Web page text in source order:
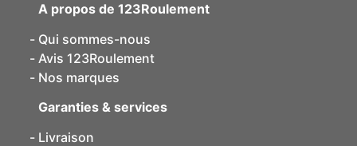
A propos de 123Roulement
Qui sommes-nous
Avis 123Roulement
Nos marques
Garanties & services
Livraison